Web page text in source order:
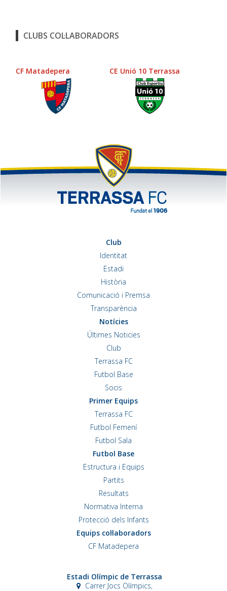
CLUBS COL·LABORADORS
CF Matadepera CE Unió 10 Terrassa
Club
Identitat
Estadi
Història
Comunicació i Premsa
Transparència
Notícies
Últimes Noticies
Club
Terrassa FC
Futbol Base
Socis
Primer Equips
Terrassa FC
Futbol Femení
Futbol Sala
Futbol Base
Estructura i Equips
Partits
Resultats
Normativa Interna
Protecció dels Infants
Equips col·laboradors
CF Matadepera
Estadi Olímpic de Terrassa
Carrer Jocs Olímpics,